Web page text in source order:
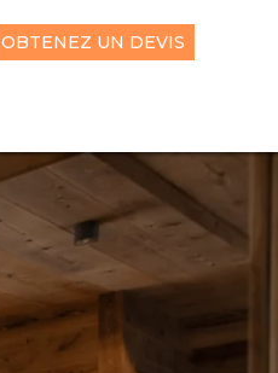
OBTENEZ UN DEVIS